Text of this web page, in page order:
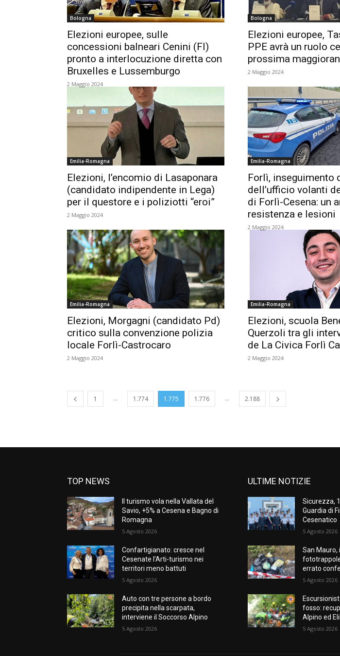
Bologna
Elezioni europee, sulle
concessioni balneari Cenini (FI)
pronto a interlocuzione diretta con
Bruxelles e Lussemburgo
2 Maggio 2024
Bologna
Elezioni europee,
PPE avrà un ruolo
prossima
2 Maggio 2024
Emilia-Romagna
Elezioni, l’encomio di Lasaponara
(candidato indipendente in Lega)
per il questore e i poliziotti “eroi”
2 Maggio 2024
Emilia-Romagna
Forlì, inseguimento
dell’ufficio volanti
di Forlì-Cesena: un
resistenza e lesioni
2 Maggio 2024
Emilia-Romagna
Elezioni, Morgagni (candidato Pd)
critico sulla convenzione polizia
locale Forlì-Castrocaro
2 Maggio 2024
Emilia-Romagna
Elezioni, scuola
Querzoli tra gli
de La Civica Forlì
2 Maggio 2024
1 ... 1.774 1.775 1.776 ... 2.188
TOP NEWS
Il turismo vola nella Vallata del
Savio, +5% a Cesena e Bagno di
Romagna
5 Agosto 2026
Confartigianato: cresce nel
Cesenate l’Arti-turismo nei
territori meno battuti
5 Agosto 2026
Auto con tre persone a bordo
precipita nella scarpata,
interviene il Soccorso Alpino
5 Agosto 2026
ULTIME NOTIZIE
Sicurezza,
Guardia di
Cesenatico
5 Agosto 2026
San Mauro,
errato
5 Agosto 2026
fosso:
Alpino ed
5 Agosto 2026